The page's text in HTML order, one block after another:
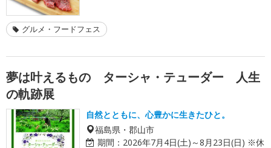
グルメ・フードフェス
夢は叶えるもの ターシャ・テューダー 人生
の軌跡展
自然とともに、心豊かに生きたひと。
福島県・郡山市
期間： 2026年7月4日(土)～8月23日(日) ※休